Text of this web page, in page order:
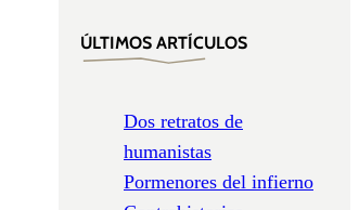
ÚLTIMOS ARTÍCULOS
Dos retratos de
humanistas
Pormenores del infierno